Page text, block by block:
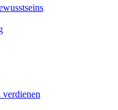
verdienen